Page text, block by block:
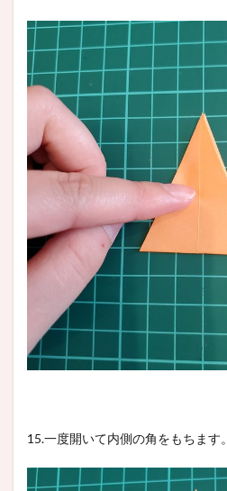
15.一度開いて内側の角をもちます。